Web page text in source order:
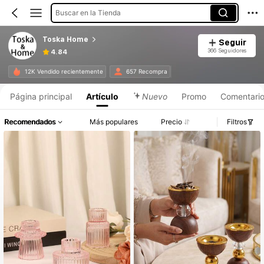
Buscar en la Tienda
Toska Home
4.84
Seguir
366 Seguidores
12K Vendido recientemente 657 Recompra
Página principal Artículo Nuevo Promo
Recomendados Más populares Precio Filtros